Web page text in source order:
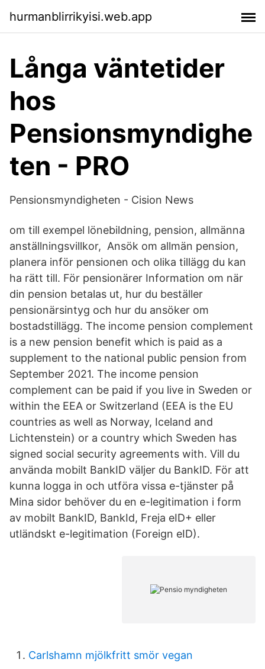
hurmanblirrikyisi.web.app
Långa väntetider
hos
Pensionsmyndighe
ten - PRO
Pensionsmyndigheten - Cision News
om till exempel lönebildning, pension, allmänna
anställningsvillkor, Ansök om allmän pension,
planera inför pensionen och olika tillägg du kan
ha rätt till. För pensionärer Information om när
din pension betalas ut, hur du beställer
pensionärsintyg och hur du ansöker om
bostadstillägg. The income pension complement
is a new pension benefit which is paid as a
supplement to the national public pension from
September 2021. The income pension
complement can be paid if you live in Sweden or
within the EEA or Switzerland (EEA is the EU
countries as well as Norway, Iceland and
Lichtenstein) or a country which Sweden has
signed social security agreements with. Vill du
använda mobilt BankID väljer du BankID. För att
kunna logga in och utföra vissa e-tjänster på
Mina sidor behöver du en e-legitimation i form
av mobilt BankID, BankId, Freja eID+ eller
utländskt e-legitimation (Foreign eID).
Carlshamn mjölkfritt smör vegan